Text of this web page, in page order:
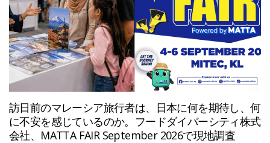
訪日前のマレーシア旅行者は、日本に何を期待し、何
に不安を感じているのか。フードダイバーシティ株式
会社、MATTA FAIR September 2026で現地調査